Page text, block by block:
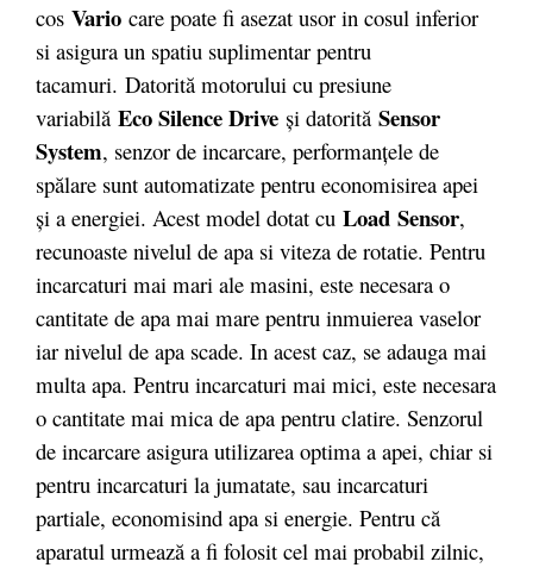
cos Vario care poate fi asezat usor in cosul inferior
si asigura un spatiu suplimentar pentru
tacamuri. Datorită motorului cu presiune
variabilă Eco Silence Drive şi datorită Sensor
System, senzor de incarcare, performanţele de
spălare sunt automatizate pentru economisirea apei
şi a energiei. Acest model dotat cu Load Sensor,
recunoaste nivelul de apa si viteza de rotatie. Pentru
incarcaturi mai mari ale masini, este necesara o
cantitate de apa mai mare pentru inmuierea vaselor
iar nivelul de apa scade. In acest caz, se adauga mai
multa apa. Pentru incarcaturi mai mici, este necesara
o cantitate mai mica de apa pentru clatire. Senzorul
de incarcare asigura utilizarea optima a apei, chiar si
pentru incarcaturi la jumatate, sau incarcaturi
partiale, economisind apa si energie. Pentru că
aparatul urmează a fi folosit cel mai probabil zilnic,